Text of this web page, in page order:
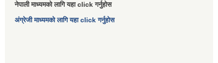
नेपाली माध्यमको लागि यहा click गर्नुहोस
अंग्रेजी माध्यमको लागि यहा click गर्नुहोस